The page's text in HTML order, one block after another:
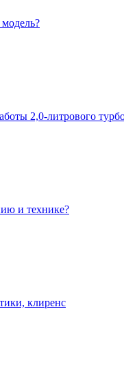
2,0-литрового
и технике?
клиренс